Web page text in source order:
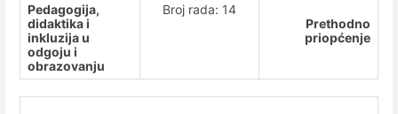
Pedagogija,
didaktika i
inkluzija u
odgoju i
obrazovanju
Broj rada: 14
Prethodno
priopćenje